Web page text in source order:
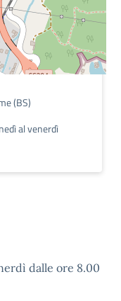
(BS)
al venerdì
dalle ore 8.00